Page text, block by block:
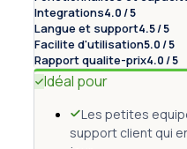
Integrations4.0 / 5
Langue et support4.5 / 5
Facilite d'utilisation5.0 / 5
Rapport qualite-prix4.0 / 5
Idéal pour
Les petites
support client qui